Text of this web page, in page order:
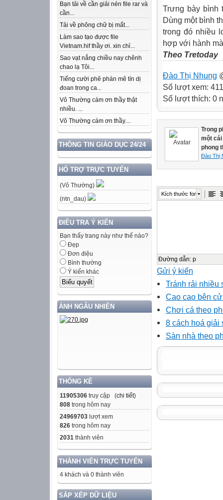
Bạn tải về cần giải nén file rar và
cần...
Tải về phông chữ bị mất...
Làm sao tạo được file
Vietnam.hif thầy ơi. xin chỉ...
Sao vạt nắng chiều nay chênh
chao lạ Tôi...
Tiếng cười phê phán mê tín dị
đoan trong ca...
Vô Thường cám ơn thầy thật
nhiều. ...
Vô Thường cám ơn thầy....
THÔNG TIN GIÁO DỤC 24/24
HỔ TRỢ TRỰC TUYẾN
(Vô Thường)
(ntn_dau)
ĐIỀU TRA Ý KIẾN
Bạn thấy trang này như thế nào?
Đẹp
Đơn điệu
Bình thường
Ý kiến khác
ẢNH NGẪU NHIÊN
THỐNG KÊ
11905306 truy cập (chi tiết)
808 trong hôm nay
24969703 lượt xem
826 trong hôm nay
2031 thành viên
THÀNH VIÊN TRỰC TUYẾN
4 khách và 0 thành viên
SẮP XẾP DỮ LIỆU
Trưng bày bình
Dùng một bình
trong đó nhiều
hợp với hành
Theo Tretoday
Đào Thị Nhung
Số lượt xem: 411
Số lượt thích: 0
Trong
một cái
phong
Đào Thị
Kích thước font
Đường dẫn: p
Gửi ý kiến
Tránh rải nhiều
Cao cao bên
Chơi cá theo
8 cách hoá giải
Sàn nhà theo